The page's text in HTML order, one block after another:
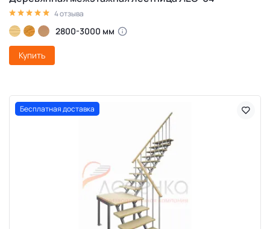
4 отзыва
2800-3000 мм
Купить
Бесплатная доставка